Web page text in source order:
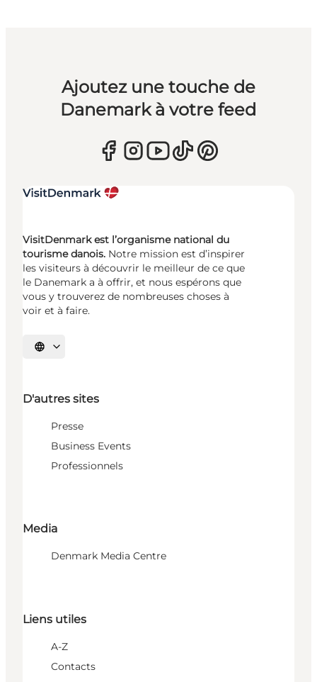
Ajoutez une touche de
Danemark à votre feed
VisitDenmark est l’organisme national du
tourisme danois. Notre mission est d’inspirer
les visiteurs à découvrir le meilleur de ce que
le Danemark a à offrir, et nous espérons que
vous y trouverez de nombreuses choses à
voir et à faire.
Choisissez la langue
D'autres sites
Presse
Business Events
Professionnels
Media
Denmark Media Centre
Liens utiles
A-Z
Contacts